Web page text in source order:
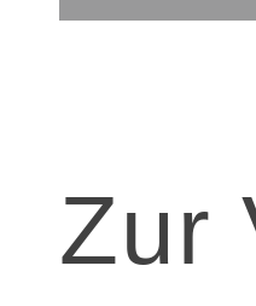
Zur